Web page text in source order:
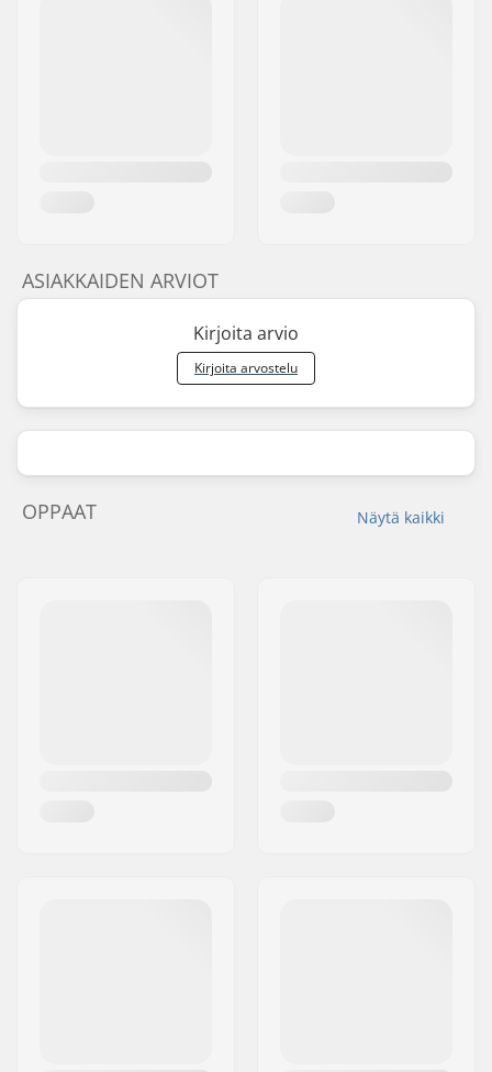
ASIAKKAIDEN ARVIOT
Kirjoita arvio
Kirjoita arvostelu
Näytä kaikki
OPPAAT